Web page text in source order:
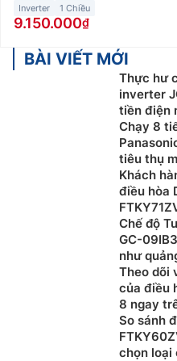
Inverter 1 Chiều
9.150.000
BÀI VIẾT MỚI
Thực hư
inverter
tiền điện
Chạy 8
tiêu thụ
Khách
điều hòa
Chế độ
GC-
như
Theo dõi
của điều
8 ngay
So sánh
chọn loại